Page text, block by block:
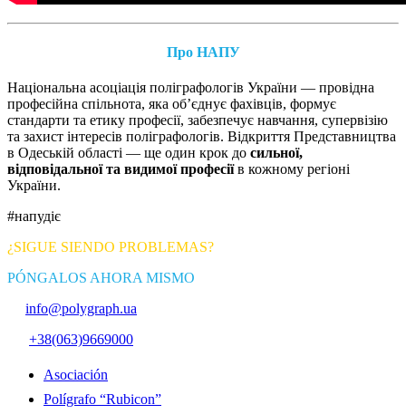
Про НАПУ
Національна асоціація поліграфологів України — провідна
професійна спільнота, яка об’єднує фахівців, формує
стандарти та етику професії, забезпечує навчання, супервізію
та захист інтересів поліграфологів. Відкриття Представництва
в Одеській області — ще один крок до сильної,
відповідальної та видимої професіїв кожному регіоні
України.
#напудіє
¿SIGUE SIENDO PROBLEMAS?
PÓNGALOS AHORA MISMO
info@polygraph.ua
+38(063)9669000
Asociación
Polígrafo “Rubicon”